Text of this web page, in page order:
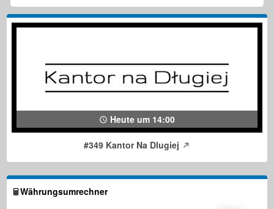
Heute um 14:00
#349 Kantor Na Dlugiej
Währungsumrechner